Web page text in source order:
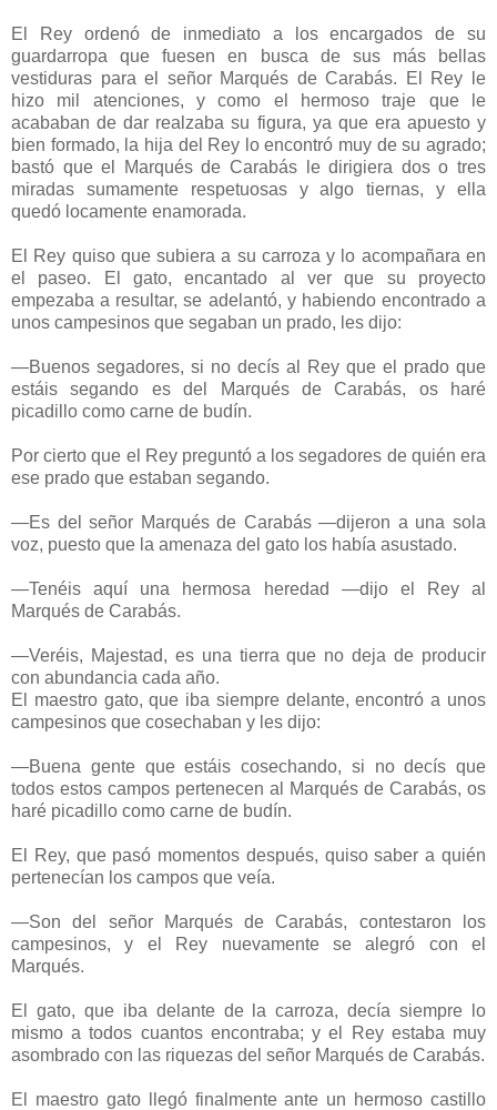
El Rey ordenó de inmediato a los encargados de su
guardarropa que fuesen en busca de sus más bellas
vestiduras para el señor Marqués de Carabás. El Rey le
hizo mil atenciones, y como el hermoso traje que le
acababan de dar realzaba su figura, ya que era apuesto y
bien formado, la hija del Rey lo encontró muy de su agrado;
bastó que el Marqués de Carabás le dirigiera dos o tres
miradas sumamente respetuosas y algo tiernas, y ella
quedó locamente enamorada.
El Rey quiso que subiera a su carroza y lo acompañara en
el paseo. El gato, encantado al ver que su proyecto
empezaba a resultar, se adelantó, y habiendo encontrado a
unos campesinos que segaban un prado, les dijo:
—Buenos segadores, si no decís al Rey que el prado que
estáis segando es del Marqués de Carabás, os haré
picadillo como carne de budín.
Por cierto que el Rey preguntó a los segadores de quién era
ese prado que estaban segando.
—Es del señor Marqués de Carabás —dijeron a una sola
voz, puesto que la amenaza del gato los había asustado.
—Tenéis aquí una hermosa heredad —dijo el Rey al
Marqués de Carabás.
—Veréis, Majestad, es una tierra que no deja de producir
con abundancia cada año.
El maestro gato, que iba siempre delante, encontró a unos
campesinos que cosechaban y les dijo:
—Buena gente que estáis cosechando, si no decís que
todos estos campos pertenecen al Marqués de Carabás, os
haré picadillo como carne de budín.
El Rey, que pasó momentos después, quiso saber a quién
pertenecían los campos que veía.
—Son del señor Marqués de Carabás, contestaron los
campesinos, y el Rey nuevamente se alegró con el
Marqués.
El gato, que iba delante de la carroza, decía siempre lo
mismo a todos cuantos encontraba; y el Rey estaba muy
asombrado con las riquezas del señor Marqués de Carabás.
El maestro gato llegó finalmente ante un hermoso castillo